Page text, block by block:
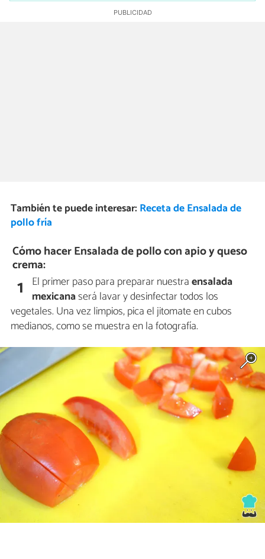
También te puede interesar: Receta de Ensalada de
pollo fría
Cómo hacer Ensalada de pollo con apio y queso
crema:
1 El primer paso para preparar nuestraensalada
mexicanaserá lavar y desinfectar todos los
vegetales. Una vez limpios, pica el jitomate en cubos
medianos, como se muestra en la fotografía.